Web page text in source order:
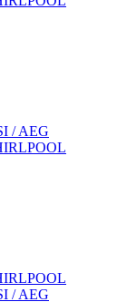
/ AEG
/ AEG